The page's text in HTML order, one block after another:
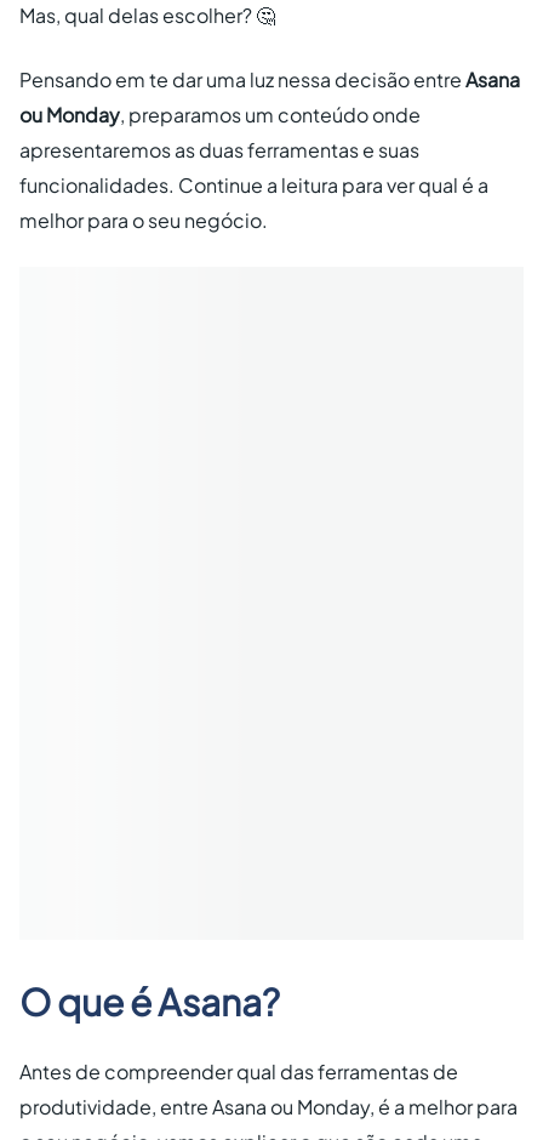
Mas, qual delas escolher? 🤔
Pensando em te dar uma luz nessa decisão entreAsana
ou Monday, preparamos um conteúdo onde
apresentaremos as duas ferramentas e suas
funcionalidades. Continue a leitura para ver qual é a
melhor para o seu negócio.
O que é Asana?
Antes de compreender qual das ferramentas de
produtividade, entre Asana ou Monday, é a melhor para